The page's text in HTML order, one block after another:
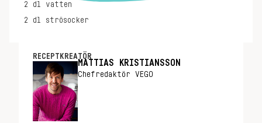
2 dl
vatten
2 dl strösocker
RECEPTKREATÖR
MATTIAS KRISTIANSSON
Chefredaktör VEGO